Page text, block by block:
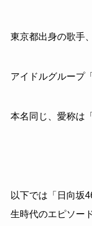
東京都出身の歌手
アイドルグループ
本名同じ、愛称は
以下では「日向坂
生時代のエピソー